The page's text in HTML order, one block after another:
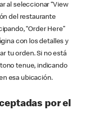
al seleccionar “View
del restaurante
“Order Here”
con los detalles y
tu orden. Si no está
tenue, indicando
esa ubicación.
por el